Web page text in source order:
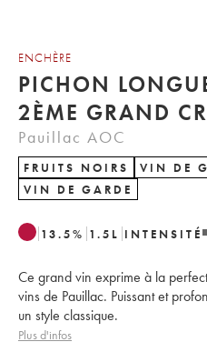
ENCHÈRE
PICHON
2ÈME GRAND
Pauillac AOC
FRUITS NOIRS
VIN DE
VIN DE GARDE
13.5% 1.5 L INTENSITÉ
Ce grand vin exprime à la
vins de Pauillac. Puissant et
un style classique.
Plus d'infos